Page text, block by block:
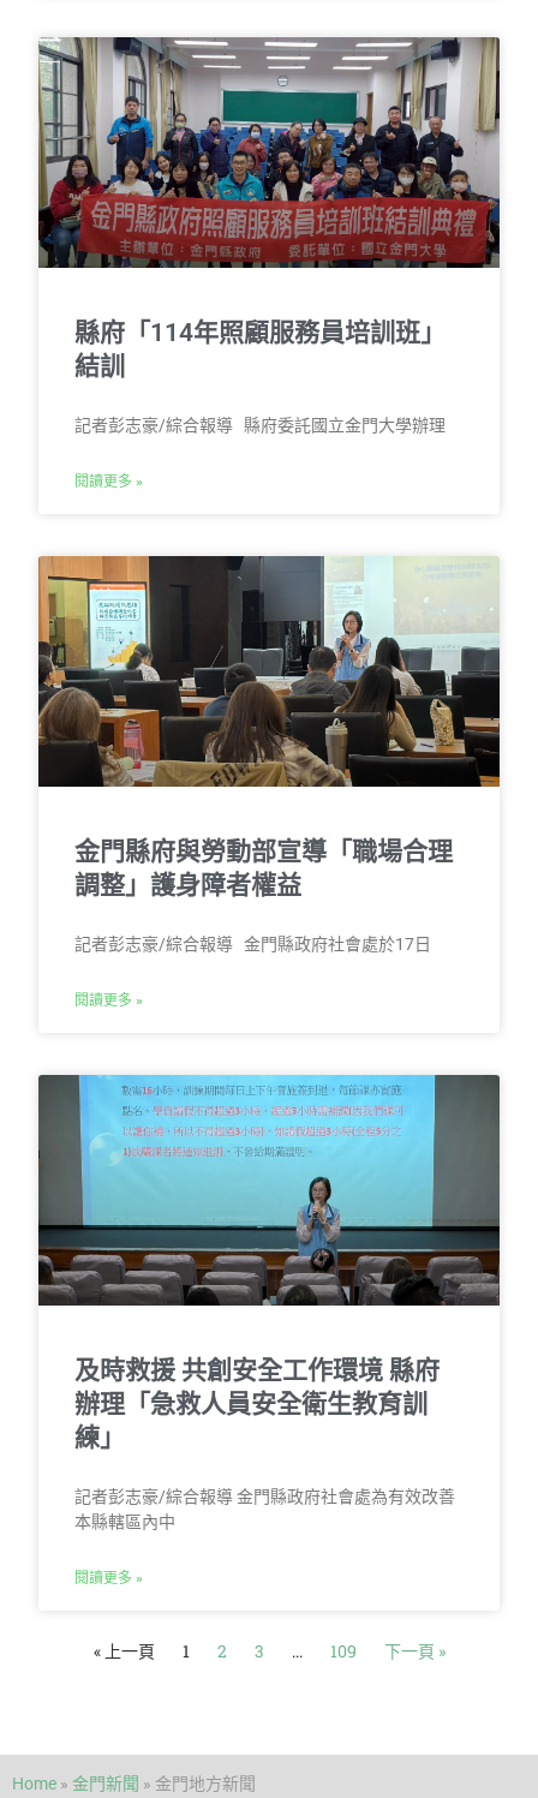
縣府「114年照顧服務員培訓班」
結訓
記者彭志豪/綜合報導 縣府委託國立金門大學辦理
閱讀更多 »
金門縣府與勞動部宣導「職場合理
調整」護身障者權益
記者彭志豪/綜合報導 金門縣政府社會處於17日
閱讀更多 »
及時救援 共創安全工作環境 縣府
辦理「急救人員安全衛生教育訓
練」
記者彭志豪/綜合報導 金門縣政府社會處為有效改善
本縣轄區內中
閱讀更多 »
« 上一頁 1 2 3 ... 109 下一頁 »
Home » 金門新聞 » 金門地方新聞